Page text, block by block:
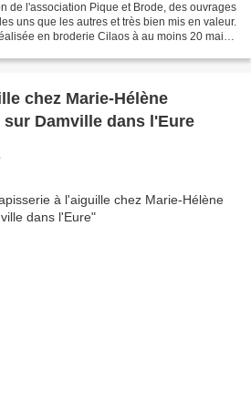
de l'association Pique et Brode, des ouvrages
uns que les autres et très bien mis en valeur.
en broderie Cilaos à au moins 20 mains
chez Marie-Hélène
Damville dans l'Eure